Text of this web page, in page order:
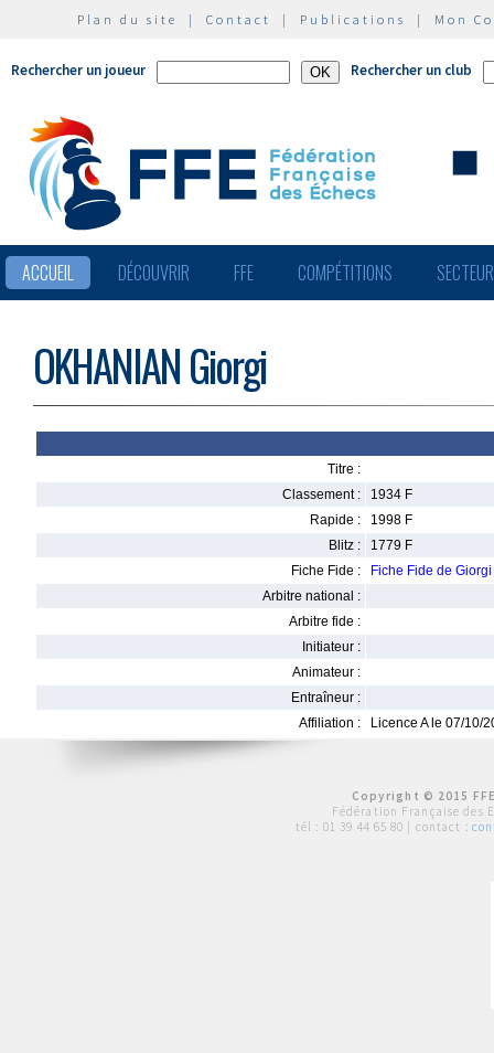
Plan du site | Contact | Publications | Mon
Rechercher un joueur Rechercher un club
ACCUEIL DÉCOUVRIR FFE COMPÉTITIONS
OKHANIAN Giorgi
Titre :
Classement :
1934 F
Rapide :
1998 F
Blitz :
1779 F
Fiche Fide :
Fiche Fide de
Arbitre national :
Arbitre fide :
Initiateur :
Animateur :
Entraîneur :
Affiliation :
Licence A le 07/10/
Copyright © 2015
Fédération Française des
tél : 01 39 44 65 80 | contact :